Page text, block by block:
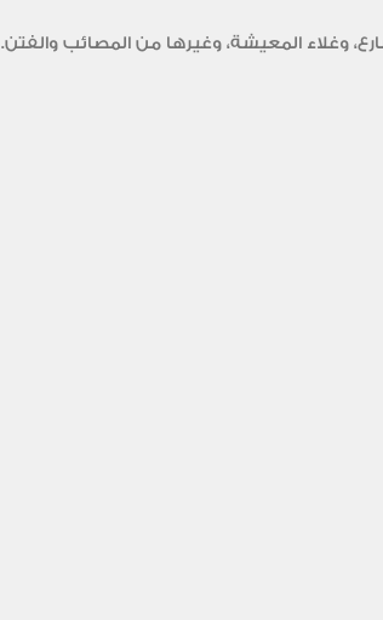
وغلاء المعيشة، وغيرها من المصائب والفتن.